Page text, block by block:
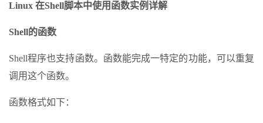
Linux 在Shell脚本中使用函数实例详解
Shell的函数
Shell程序也支持函数。函数能完成一特定的功能，可以重复
调用这个函数。
函数格式如下：